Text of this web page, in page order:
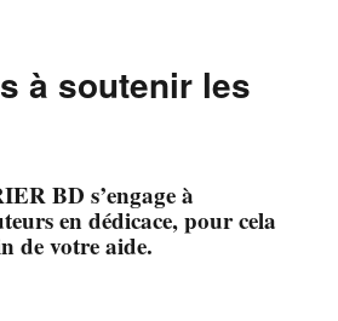
à soutenir les
BD s’engage à
en dédicace, pour cela
de votre aide.